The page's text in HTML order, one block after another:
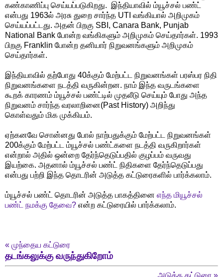
கண்காணிப்பு செய்யப்படுகிறது. இந்தியாவில் ம்யூச்சல் பண்ட்
என்பது 1963ல் அரசு துறை சார்ந்த UTI வங்கியால் அறிமுகம்
செய்யப்பட்டது. அதன் பிறகு SBI, Canara Bank, Punjab
National Bank போன்ற வங்கிகளும் அறிமுகம் செய்தார்கள். 1993
பிறகு Franklin போன்ற தனியார் நிறுவனங்களும் அறிமுகம்
செய்தார்கள்.
இந்தியாவில் தற்போது 40க்கும் மேற்பட்ட நிறுவனங்கள் பரஸ்பர நிதி
நிறுவனங்களை நடத்தி வருகின்றன. நாம் இந்த வருடங்களை
கூறக் காரணம் ம்யூச்சல் பண்ட்டில் முதலீடு செய்யும் போது அந்த
நிறுவனம் சார்ந்த வரலாறினை(Past History) அறிந்து
கொள்வதும் மிக முக்கியம்.
ஏற்கனவே சொன்னது போல் நாற்பதுக்கும் மேற்பட்ட நிறுவனங்கள்
200க்கும் மேற்பட்ட ம்யூச்சல் பண்ட்களை நடத்தி வருகிறார்கள்
என்றால் அதில் ஒன்றை தேர்ந்தெடுப்பதில் குழப்பம் வருவது
இயற்கை. அதனால் ம்யூச்சல் பண்ட் நிதிகளை தேர்ந்தெடுப்பது
என்பது பற்றி இந்த தொடரின் அடுத்த கட்டுரைகளில் பார்க்கலாம்.
ம்யூச்சல் பண்ட் தொடரின் அடுத்த பாகத்தினை எந்த மியூச்சல்
பண்ட் நமக்கு தேவை? என்ற கட்டுரையில் பார்க்கலாம்.
« முந்தைய கட்டுரை
தடங்கலுக்கு வருந்துகிறோம்